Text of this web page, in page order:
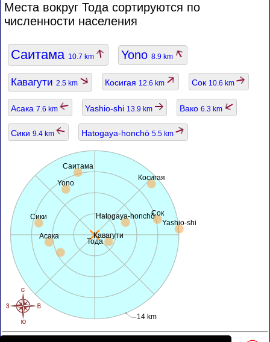
Места вокруг Тода сортируются по
численности населения
Саитама 10.7 km Yono 8.9 km
Кавагути 2.5 km Косигая 12.6 km Сок 10.6 km
Асака 7.6 km Yashio-shi 13.9 km Вако 6.3 km
Сики 9.4 km Hatogaya-honchō 5.5 km
Тода
14 km
Саитама
Yono
Кавагути
Косигая
Сок
Асака
Yashio-shi
Сики Hatogaya-honchō